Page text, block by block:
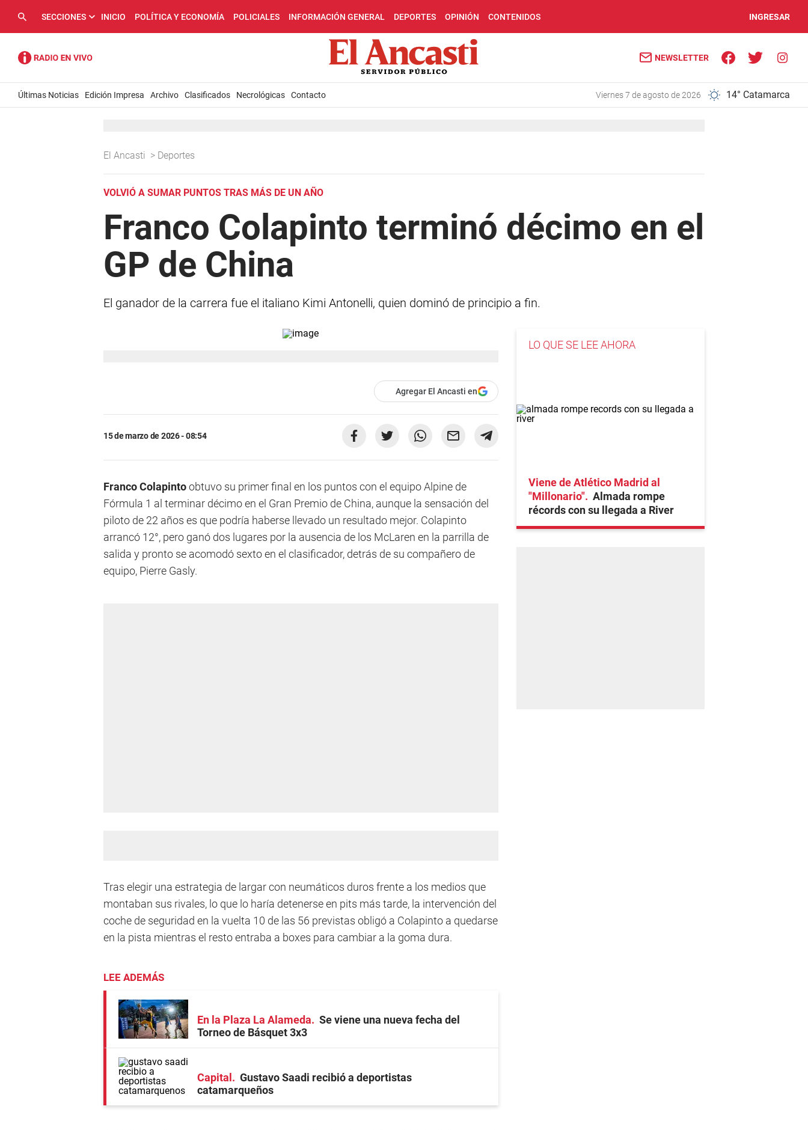
SECCIONES INICIO POLÍTICA Y ECONOMÍA POLICIALES INFORMACIÓN GENERAL DEPORTES OPINIÓN CONTENIDOS INGRESAR
NEWSLETTER
Últimas Noticias Edición Impresa Archivo Clasificados Necrológicas Contacto viernes 7 de agosto de 2026 14° Catamarca
El Ancasti > Deportes
VOLVIÓ A SUMAR PUNTOS TRAS MÁS DE UN AÑO
Franco Colapinto terminó décimo en el
GP de China
El ganador de la carrera fue el italiano Kimi Antonelli, quien dominó de principio a fin.
Agregar El Ancasti en
15 de marzo de 2026 - 08:54
Franco Colapintoobtuvo su primer final en los puntos con el equipo Alpine de
Fórmula 1 al terminar décimo en el Gran Premio de China, aunque la sensación del
piloto de 22 años es que podría haberse llevado un resultado mejor. Colapinto
arrancó 12°, pero ganó dos lugares por la ausencia de los McLaren en la parrilla de
salida y pronto se acomodó sexto en el clasificador, detrás de su compañero de
equipo, Pierre Gasly.
Tras elegir una estrategia de largar con neumáticos duros frente a los medios que
montaban sus rivales, lo que lo haría detenerse en pits más tarde, la intervención del
coche de seguridad en la vuelta 10 de las 56 previstas obligó a Colapinto a quedarse
en la pista mientras el resto entraba a boxes para cambiar a la goma dura.
LEE ADEMÁS
En la Plaza La Alameda
Se viene una nueva fecha del
Torneo de Básquet 3x3
Capital
Gustavo Saadi recibió a deportistas
catamarqueños
LO QUE SE LEE AHORA
Viene de Atlético Madrid al
"Millonario"
Almada rompe
récords con su llegada a River